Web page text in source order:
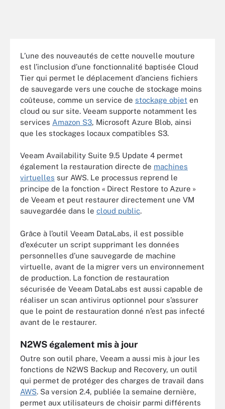
L’une des nouveautés de cette nouvelle mouture
est l’inclusion d’une fonctionnalité baptisée Cloud
Tier qui permet le déplacement d’anciens fichiers
de sauvegarde vers une couche de stockage moins
coûteuse, comme un service de stockage objet en
cloud ou sur site. Veeam supporte notamment les
services Amazon S3, Microsoft Azure Blob, ainsi
que les stockages locaux compatibles S3.
Veeam Availability Suite 9.5 Update 4 permet
également la restauration directe de machines
virtuelles sur AWS. Le processus reprend le
principe de la fonction « Direct Restore to Azure »
de Veeam et peut restaurer directement une VM
sauvegardée dans le cloud public.
Grâce à l’outil Veeam DataLabs, il est possible
d’exécuter un script supprimant les données
personnelles d’une sauvegarde de machine
virtuelle, avant de la migrer vers un environnement
de production. La fonction de restauration
sécurisée de Veeam DataLabs est aussi capable de
réaliser un scan antivirus optionnel pour s’assurer
que le point de restauration donné n’est pas infecté
avant de le restaurer.
N2WS également mis à jour
Outre son outil phare, Veeam a aussi mis à jour les
fonctions de N2WS Backup and Recovery, un outil
qui permet de protéger des charges de travail dans
AWS. Sa version 2.4, publiée la semaine dernière,
permet aux utilisateurs de choisir parmi différents